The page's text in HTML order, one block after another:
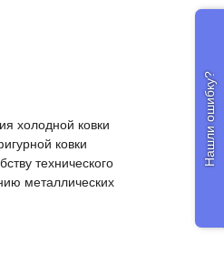
холодной ковки
ковки
технического
металлических
Нашли ошибку?